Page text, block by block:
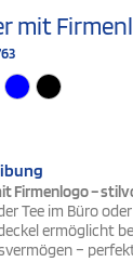
mit
Firmenlogo –
Tee im Büro
ermöglicht
–